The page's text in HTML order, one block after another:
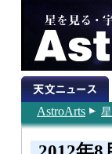
AstroArts